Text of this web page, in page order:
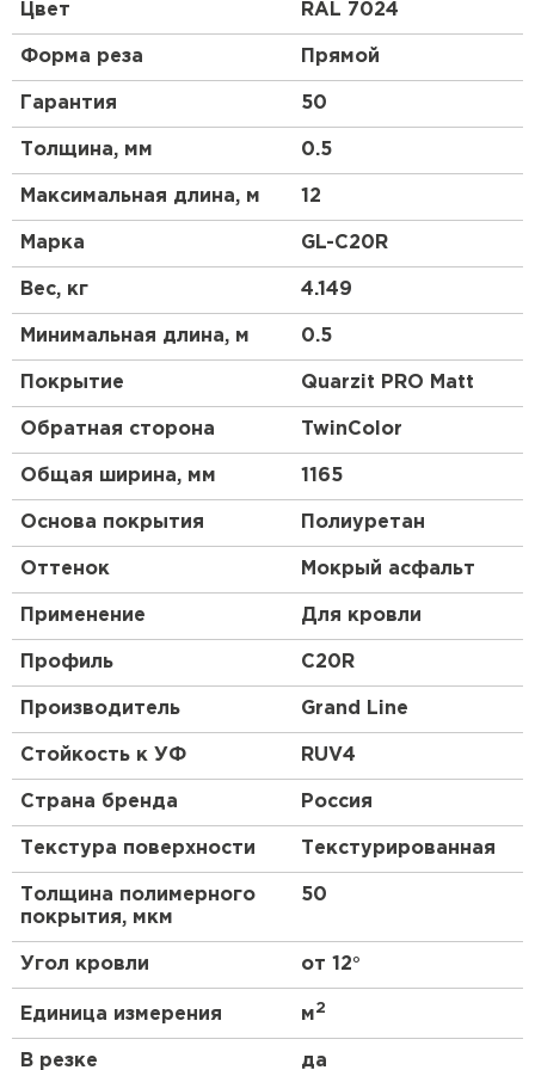
материал для частного коттеджного
Цвет RAL 7024
Форма реза Прямой
Гарантия 50
Толщина, мм 0.5
Максимальная длина, м 12
Марка GL-С20R
Вес, кг 4.149
Минимальная длина, м 0.5
Покрытие Quarzit PRO Matt
Обратная сторона TwinColor
Общая ширина, мм 1165
Основа покрытия Полиуретан
Оттенок Мокрый асфальт
Применение Для кровли
Профиль C20R
Производитель Grand Line
Стойкость к УФ RUV4
Страна бренда Россия
Текстура поверхности Текстурированная
Толщина полимерного
покрытия, мкм
50
Угол кровли от 12°
Единица измерения м2
В резке да